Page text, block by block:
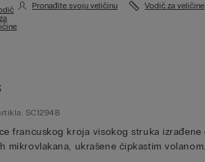
za
Pronađite svoju veličinu Vodič za veličine
SC1294B
francuskog kroja visokog struka izrađene
mikrovlakana, ukrašene čipkastim